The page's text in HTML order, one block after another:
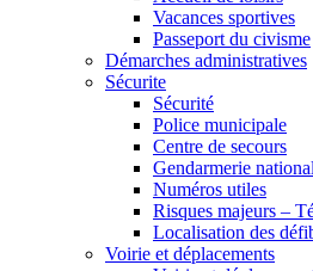
Vacances sportives
Passeport du civisme
Démarches administratives
Sécurite
Sécurité
Police municipale
Centre de secours
Gendarmerie
Numéros utiles
Risques majeurs –
Localisation des
Voirie et déplacements